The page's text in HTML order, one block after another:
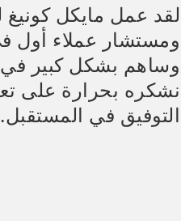
لقد عمل مايكل
ومستشار عملاء أول
وساهم بشكل كبير في
نشكره بحرارة على
التوفيق في المستقبل.